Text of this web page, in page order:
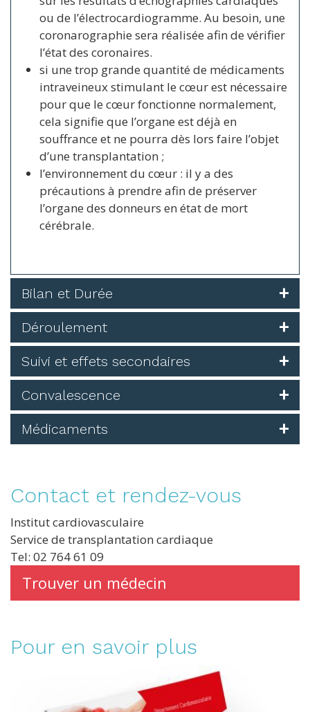
ou de l’électrocardiogramme. Au besoin, une
coronarographie sera réalisée afin de vérifier
l’état des coronaires.
si une trop grande quantité de médicaments
intraveineux stimulant le cœur est nécessaire
pour que le cœur fonctionne normalement,
cela signifie que l’organe est déjà en
souffrance et ne pourra dès lors faire l’objet
d’une transplantation ;
l’environnement du cœur : il y a des
précautions à prendre afin de préserver
l’organe des donneurs en état de mort
cérébrale.
Bilan et Durée
Déroulement
Suivi et effets secondaires
Convalescence
Médicaments
Contact et rendez-vous
Institut cardiovasculaire
Service de transplantation cardiaque
Tel: 02 764 61 09
Trouver un médecin
Pour en savoir plus